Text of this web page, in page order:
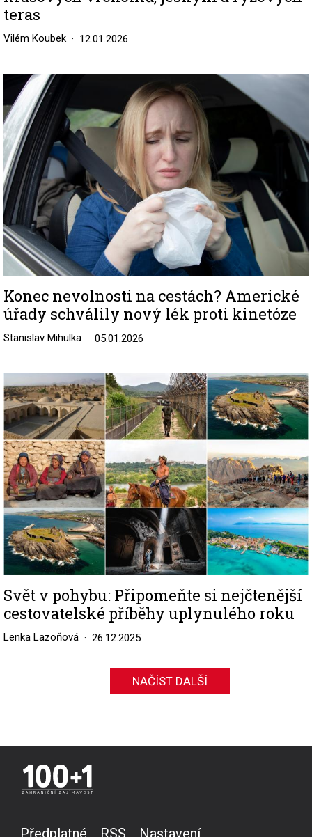
teras
Vilém Koubek 12.01.2026
Image
Konec nevolnosti na cestách? Americké
úřady schválily nový lék proti kinetóze
Stanislav Mihulka 05.01.2026
Image
Svět v pohybu: Připomeňte si nejčtenější
cestovatelské příběhy uplynulého roku
Lenka Lazoňová 26.12.2025
NAČÍST DALŠÍ
Předplatné RSS Nastavení